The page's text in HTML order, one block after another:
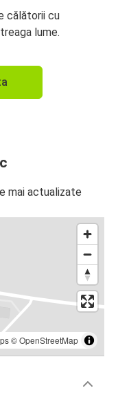
călătorii cu
lume.
mai actualizate
©OpenStreetMap